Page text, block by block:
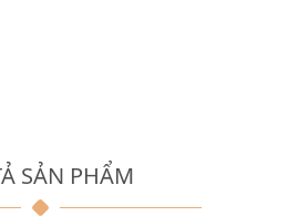
SẢN PHẨM